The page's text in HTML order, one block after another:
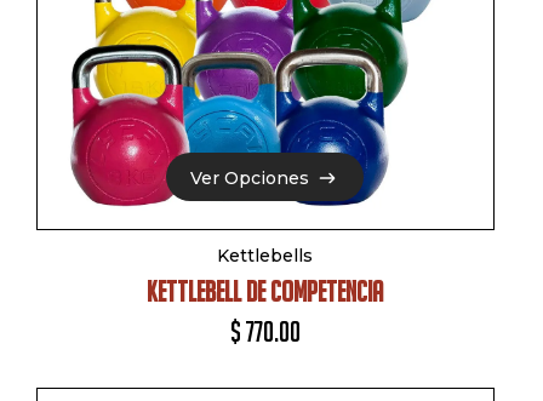
Ver Opciones
Ver Opciones
Kettlebells
KETTLEBELL DE COMPETENCIA
$770.00